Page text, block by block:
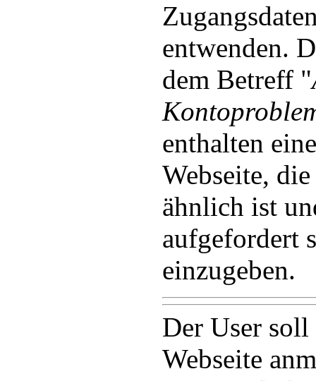
entwenden.
dem Betreff "
enthalten
Webseite,
ähnlich ist
aufgefordert
einzugeben.
Der User
Webseite